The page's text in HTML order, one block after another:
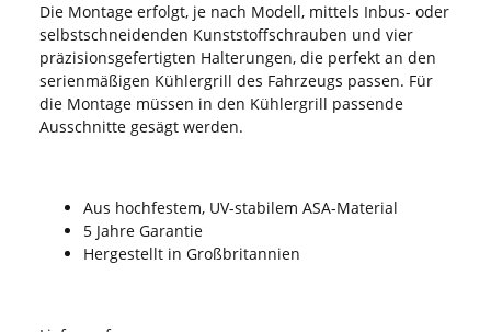
Die Montage erfolgt, je nach Modell, mittels Inbus- oder
selbstschneidenden Kunststoffschrauben und vier
präzisionsgefertigten Halterungen, die perfekt an den
serienmäßigen Kühlergrill des Fahrzeugs passen. Für
die Montage müssen in den Kühlergrill passende
Ausschnitte gesägt werden.
Aus hochfestem, UV-stabilem ASA-Material
5 Jahre Garantie
Hergestellt in Großbritannien